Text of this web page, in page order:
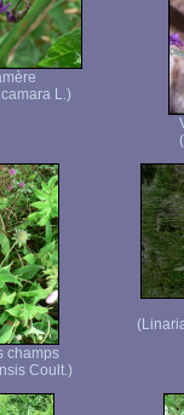
L.)
champs
Coult.)